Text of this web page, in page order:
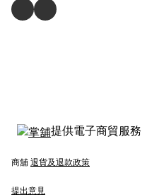
提供電子商貿服務
商舖 退貨及退款政策
提出意見